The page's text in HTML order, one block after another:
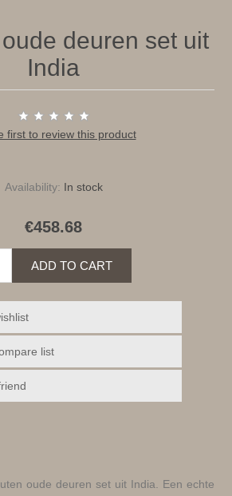
deuren set uit
India
first to review this product
Availability: In stock
€458.68
ADD TO CART
list
oude deuren set uit India. Een echte